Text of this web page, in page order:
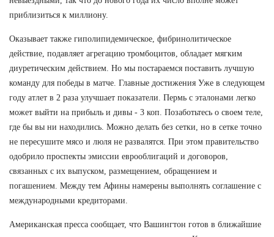
приблизиться к миллиону.
Оказывает также гиполипидемическое, фибринолитическое
действие, подавляет агрегацию тромбоцитов, обладает мягким
диуретическим действием. Но мы постараемся поставить лучшую
команду для победы в матче. Главные достижения Уже в следующем
году атлет в 2 раза улучшает показатели. Пермь с эталонами легко
может выйти на прибыль и дивы - 3 коп. Позаботьтесь о своем теле,
где бы вы ни находились. Можно делать без сетки, но в сетке точно
не пересушите мясо и люля не развалятся. При этом правительство
одобрило проспекты эмиссии еврооблигаций и договоров,
связанных с их выпуском, размещением, обращением и
погашением. Между тем Афины намерены выполнять соглашение с
международными кредиторами.
Американская пресса сообщает, что Вашингтон готов в ближайшие